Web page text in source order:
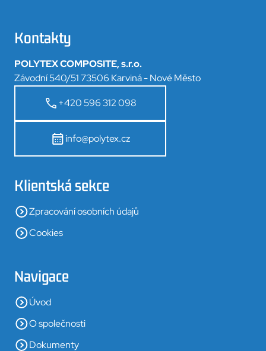
Kontakty
POLYTEX COMPOSITE, s.r.o.
Závodní 540/51 73506 Karviná - Nové Město
+420 596 312 098
info@polytex.cz
Klientská sekce
Zpracování osobních údajů
Cookies
Navigace
Úvod
O společnosti
Dokumenty